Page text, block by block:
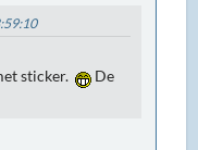
sticker.
De